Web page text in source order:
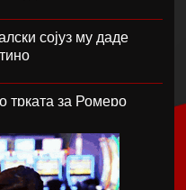
сојуз му даде
трката за Ромеро
фудбалер на